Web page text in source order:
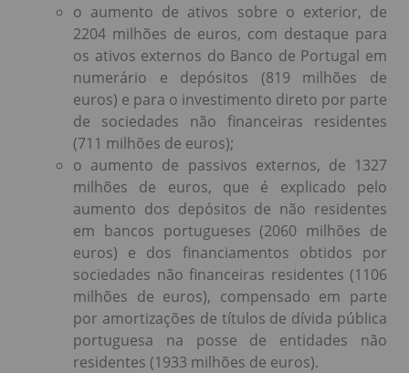
o aumento de ativos sobre o exterior, de
2204 milhões de euros, com destaque para
os ativos externos do Banco de Portugal em
numerário e depósitos (819 milhões de
euros) e para o investimento direto por parte
de sociedades não financeiras residentes
(711 milhões de euros);
o aumento de passivos externos, de 1327
milhões de euros, que é explicado pelo
aumento dos depósitos de não residentes
em bancos portugueses (2060 milhões de
euros) e dos financiamentos obtidos por
sociedades não financeiras residentes (1106
milhões de euros), compensado em parte
por amortizações de títulos de dívida pública
portuguesa na posse de entidades não
residentes (1933 milhões de euros).